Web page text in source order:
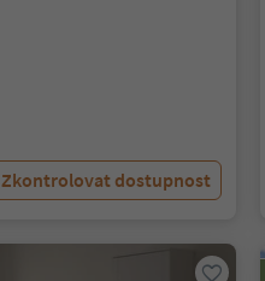
Zkontrolovat dostupnost